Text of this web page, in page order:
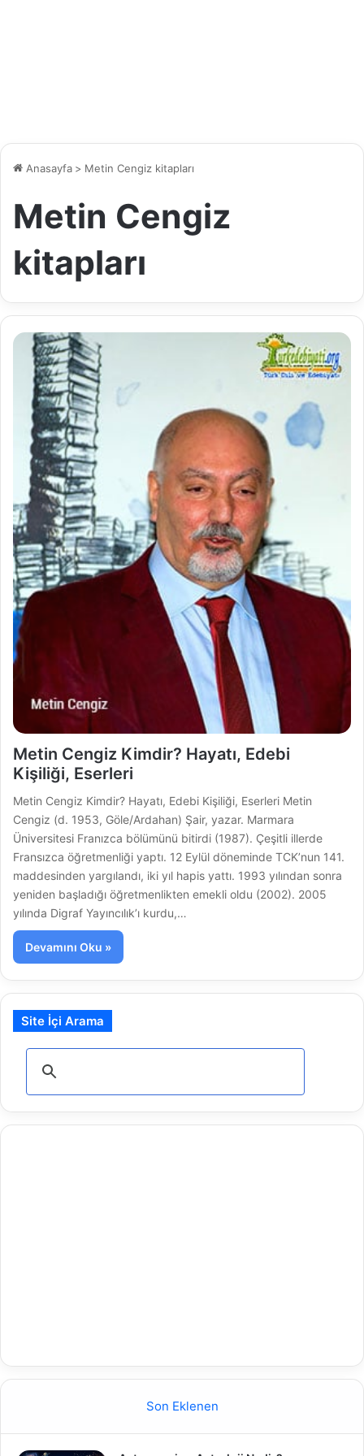
Anasayfa > Metin Cengiz kitapları
Metin Cengiz
kitapları
Metin Cengiz Kimdir? Hayatı, Edebi
Kişiliği, Eserleri
Metin Cengiz Kimdir? Hayatı, Edebi Kişiliği, Eserleri Metin
Cengiz (d. 1953, Göle/Ardahan) Şair, yazar. Marmara
Üniversitesi Franızca bölümünü bitirdi (1987). Çeşitli illerde
Fransızca öğretmenliği yaptı. 12 Eylül döneminde TCK’nun 141.
maddesinden yargılandı, iki yıl hapis yattı. 1993 yılından sonra
yeniden başladığı öğretmenlikten emekli oldu (2002). 2005
yılında Digraf Yayıncılık’ı kurdu,…
Devamını Oku »
Site İçi Arama
Son Eklenen